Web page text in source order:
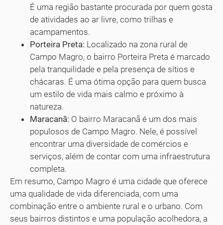
É uma região bastante procurada por quem gosta
de atividades ao ar livre, como trilhas e
acampamentos.
Porteira Preta: Localizado na zona rural de
Campo Magro, o bairro Porteira Preta é marcado
pela tranquilidade e pela presença de sítios e
chácaras. É uma ótima opção para quem busca
um estilo de vida mais calmo e próximo à
natureza.
Maracanã: O bairro Maracanã é um dos mais
populosos de Campo Magro. Nele, é possível
encontrar uma diversidade de comércios e
serviços, além de contar com uma infraestrutura
completa.
Em resumo, Campo Magro é uma cidade que oferece
uma qualidade de vida diferenciada, com uma
combinação entre o ambiente rural e o urbano. Com
seus bairros distintos e uma população acolhedora, a